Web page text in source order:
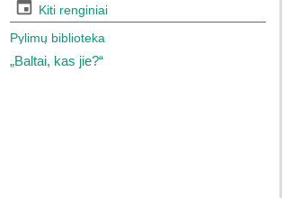
Kiti renginiai
Pylimų biblioteka
„Baltai, kas jie?“